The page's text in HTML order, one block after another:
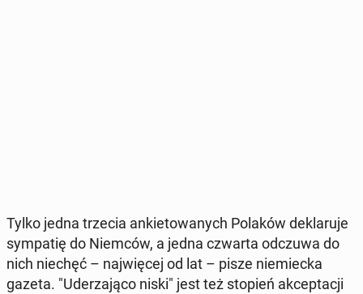
Tylko jedna trzecia an­kie­to­wa­nych Polaków de­kla­ru­je
sym­pa­tię do Niemców, a jedna czwarta odczuwa do
nich niechęć – naj­wię­cej od lat – pisze nie­miec­ka
gazeta. "Ude­rza­ją­co niski" jest też stopień ak­cep­ta­cji